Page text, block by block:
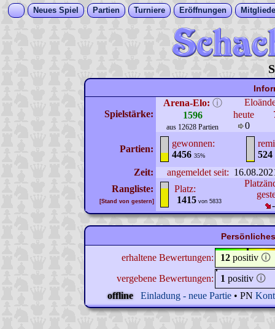
Neues Spiel Partien Turniere Eröffnungen
Spielstärke:
Arena-Elo: ⓘ
1596
aus 12628 Partien
heute
0
Partien:
gewonnen:
4456 35%
524
Zeit:
angemeldet seit:
Rangliste:
[Stand von gestern]
Platz:
1415 von 5833
erhaltene Bewertungen: 12 positiv 🛈
vergebene Bewertungen:
1 positiv 🛈
offline
Einladung - neue Partie • PN